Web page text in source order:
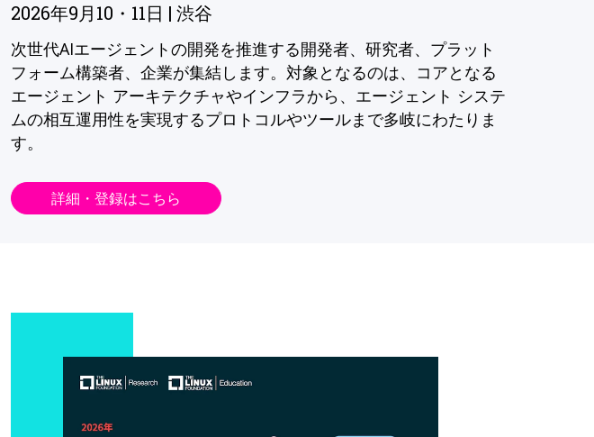
2026年9月10・11日 | 渋谷
次世代AIエージェントの開発を推進する開発者、研究者、プラット
フォーム構築者、企業が集結します。対象となるのは、コアとなる
エージェント アーキテクチャやインフラから、エージェント システ
ムの相互運用性を実現するプロトコルやツールまで多岐にわたりま
す。
詳細・登録はこちら